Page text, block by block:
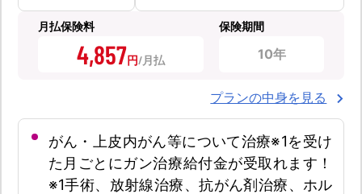
月払保険料
4,857円
保険期間
10年
プランの中身を見る
がん・上皮内がん等について治療※1を受け
た月ごとにガン治療給付金が受取れます！
※1手術、放射線治療、抗がん剤治療、ホル